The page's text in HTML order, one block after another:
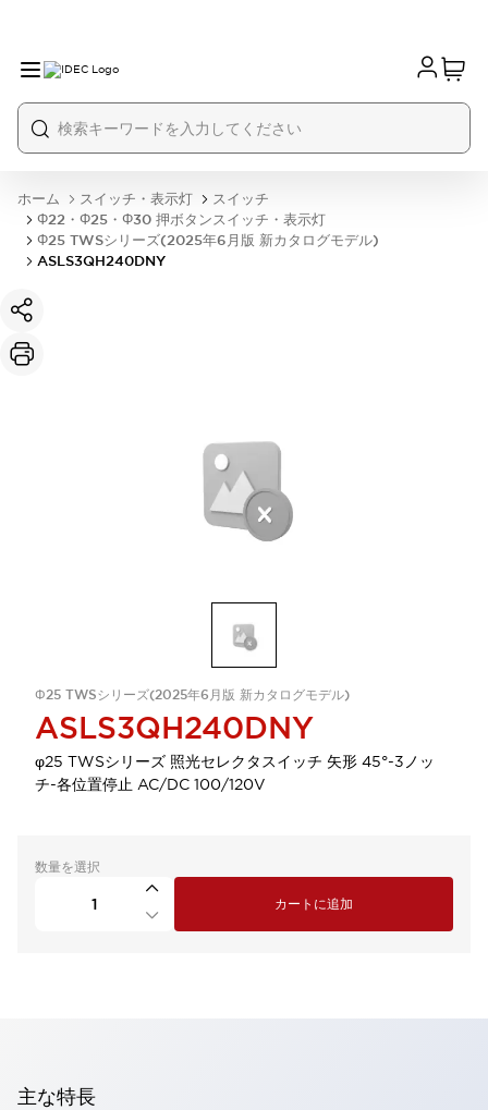
ホーム スイッチ・表示灯
スイッチ
Φ22・Φ25・Φ30 押ボタンスイッチ・表示灯
Φ25 TWSシリーズ(2025年6月版 新カタログモデル)
ASLS3QH240DNY
Φ25 TWSシリーズ(2025年6月版 新カタログモデル)
ASLS3QH240DNY
φ25 TWSシリーズ 照光セレクタスイッチ 矢形 45°-3ノッ
チ-各位置停止 AC/DC 100/120V
数量を選択
カートに追加
主な特長